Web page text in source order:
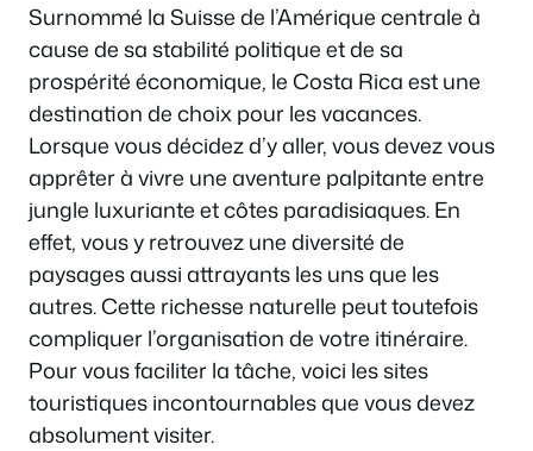
Surnommé la Suisse de l’Amérique centrale à
cause de sa stabilité politique et de sa
prospérité économique, le Costa Rica est une
destination de choix pour les vacances.
Lorsque vous décidez d’y aller, vous devez vous
apprêter à vivre une aventure palpitante entre
jungle luxuriante et côtes paradisiaques. En
effet, vous y retrouvez une diversité de
paysages aussi attrayants les uns que les
autres. Cette richesse naturelle peut toutefois
compliquer l’organisation de votre itinéraire.
Pour vous faciliter la tâche, voici les sites
touristiques incontournables que vous devez
absolument visiter.